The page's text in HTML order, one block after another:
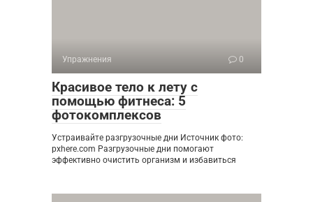
Упражнения 0
Красивое тело к лету с
помощью фитнеса: 5
фотокомплексов
Устраивайте разгрузочные дни Источник фото:
pxhere.com Разгрузочные дни помогают
эффективно очистить организм и избавиться